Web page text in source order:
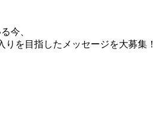
今、
りを目指したメッセージを大募集！